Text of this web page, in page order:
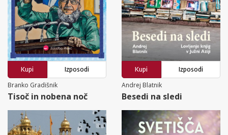
Kupi
Izposodi
Branko Gradišnik
Tisoč in nobena noč
Kupi
Izposodi
Andrej Blatnik
Besedi na sledi